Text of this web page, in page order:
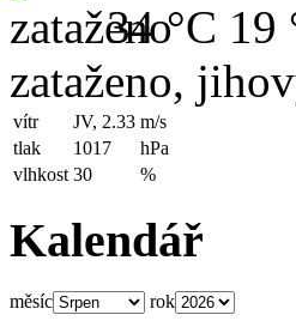
34 °C 19
zataženo,
vítr JV, 2.33 m/s
tlak
1017
hPa
vlhkost 30 %
Kalendář
měsíc rok